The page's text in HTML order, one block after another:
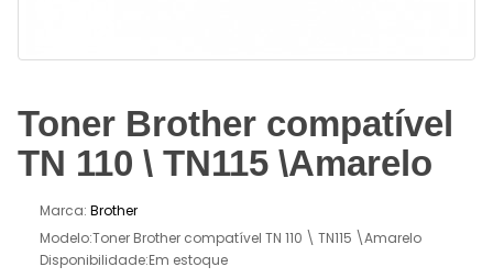
Toner Brother compatível
TN 110 \ TN115 \Amarelo
Marca: Brother
Modelo:Toner Brother compatível TN 110 \ TN115 \Amarelo
Disponibilidade:Em estoque